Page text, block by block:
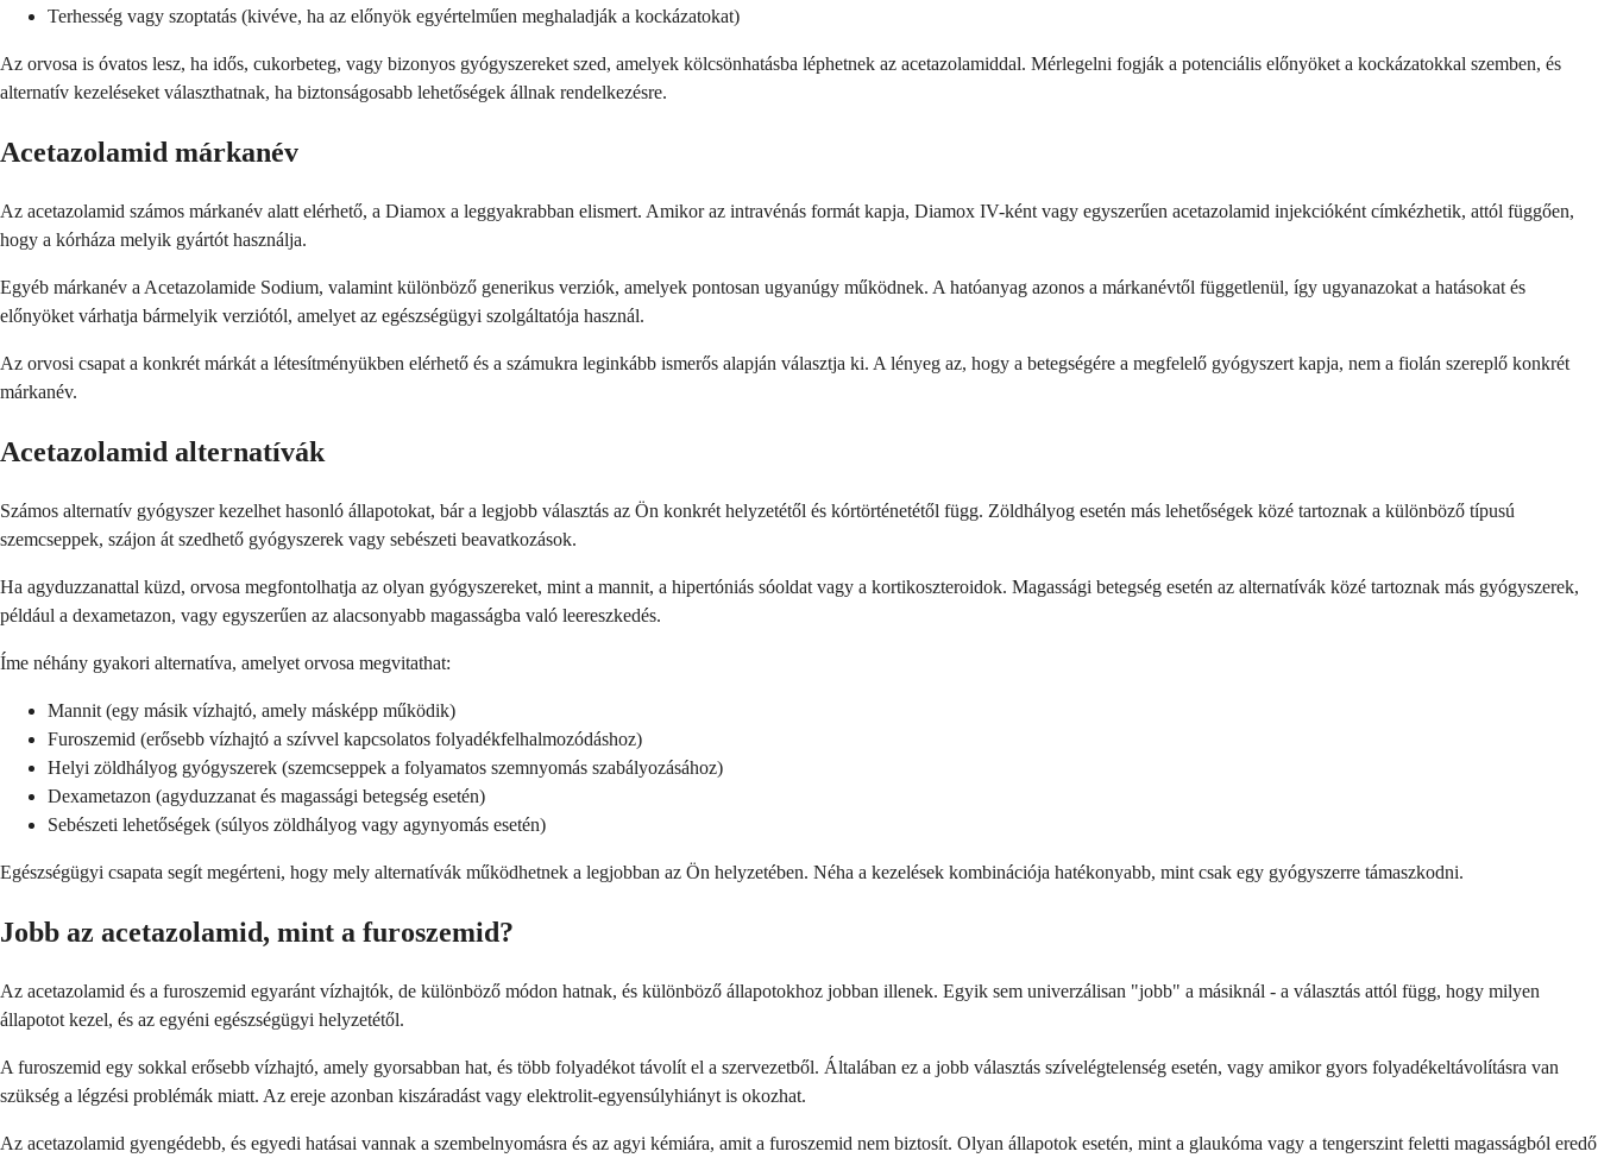
Terhesség vagy szoptatás (kivéve, ha az előnyök egyértelműen meghaladják a kockázatokat)
Az orvosa is óvatos lesz, ha idős, cukorbeteg, vagy bizonyos gyógyszereket szed, amelyek kölcsönhatásba léphetnek az acetazolamiddal. Mérlegelni fogják a potenciális előnyöket a kockázatokkal szemben, és
alternatív kezeléseket választhatnak, ha biztonságosabb lehetőségek állnak rendelkezésre.
Acetazolamid márkanév
Az acetazolamid számos márkanév alatt elérhető, a Diamox a leggyakrabban elismert. Amikor az intravénás formát kapja, Diamox IV-ként vagy egyszerűen acetazolamid injekcióként címkézhetik, attól függően,
hogy a kórháza melyik gyártót használja.
Egyéb márkanév a Acetazolamide Sodium, valamint különböző generikus verziók, amelyek pontosan ugyanúgy működnek. A hatóanyag azonos a márkanévtől függetlenül, így ugyanazokat a hatásokat és
előnyöket várhatja bármelyik verziótól, amelyet az egészségügyi szolgáltatója használ.
Az orvosi csapat a konkrét márkát a létesítményükben elérhető és a számukra leginkább ismerős alapján választja ki. A lényeg az, hogy a betegségére a megfelelő gyógyszert kapja, nem a fiolán szereplő konkrét
márkanév.
Acetazolamid alternatívák
Számos alternatív gyógyszer kezelhet hasonló állapotokat, bár a legjobb választás az Ön konkrét helyzetétől és kórtörténetétől függ. Zöldhályog esetén más lehetőségek közé tartoznak a különböző típusú
szemcseppek, szájon át szedhető gyógyszerek vagy sebészeti beavatkozások.
Ha agyduzzanattal küzd, orvosa megfontolhatja az olyan gyógyszereket, mint a mannit, a hipertóniás sóoldat vagy a kortikoszteroidok. Magassági betegség esetén az alternatívák közé tartoznak más gyógyszerek,
például a dexametazon, vagy egyszerűen az alacsonyabb magasságba való leereszkedés.
Íme néhány gyakori alternatíva, amelyet orvosa megvitathat:
Mannit (egy másik vízhajtó, amely másképp működik)
Furoszemid (erősebb vízhajtó a szívvel kapcsolatos folyadékfelhalmozódáshoz)
Helyi zöldhályog gyógyszerek (szemcseppek a folyamatos szemnyomás szabályozásához)
Dexametazon (agyduzzanat és magassági betegség esetén)
Sebészeti lehetőségek (súlyos zöldhályog vagy agynyomás esetén)
Egészségügyi csapata segít megérteni, hogy mely alternatívák működhetnek a legjobban az Ön helyzetében. Néha a kezelések kombinációja hatékonyabb, mint csak egy gyógyszerre támaszkodni.
Jobb az acetazolamid, mint a furoszemid?
Az acetazolamid és a furoszemid egyaránt vízhajtók, de különböző módon hatnak, és különböző állapotokhoz jobban illenek. Egyik sem univerzálisan "jobb" a másiknál - a választás attól függ, hogy milyen
állapotot kezel, és az egyéni egészségügyi helyzetétől.
A furoszemid egy sokkal erősebb vízhajtó, amely gyorsabban hat, és több folyadékot távolít el a szervezetből. Általában ez a jobb választás szívelégtelenség esetén, vagy amikor gyors folyadékeltávolításra van
szükség a légzési problémák miatt. Az ereje azonban kiszáradást vagy elektrolit-egyensúlyhiányt is okozhat.
Az acetazolamid gyengédebb, és egyedi hatásai vannak a szembelnyomásra és az agyi kémiára, amit a furoszemid nem biztosít. Olyan állapotok esetén, mint a glaukóma vagy a tengerszint feletti magasságból eredő